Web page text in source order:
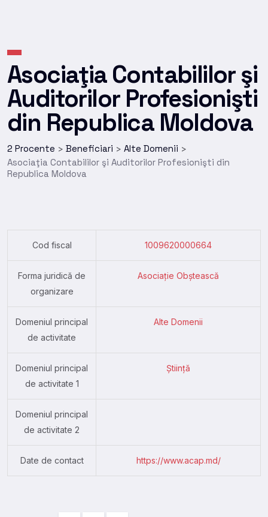
Asociaţia Contabililor şi
Auditorilor Profesionişti
din Republica Moldova
2 Procente > Beneficiari > Alte Domenii >
Asociaţia Contabililor şi Auditorilor Profesionişti din
Republica Moldova
Cod fiscal 1009620000664
Forma juridică de
organizare
Asociație Obștească
Domeniul principal
de activitate
Alte Domenii
Domeniul principal
de activitate 1
Știință
Domeniul principal
de activitate 2
Date de contact https://www.acap.md/